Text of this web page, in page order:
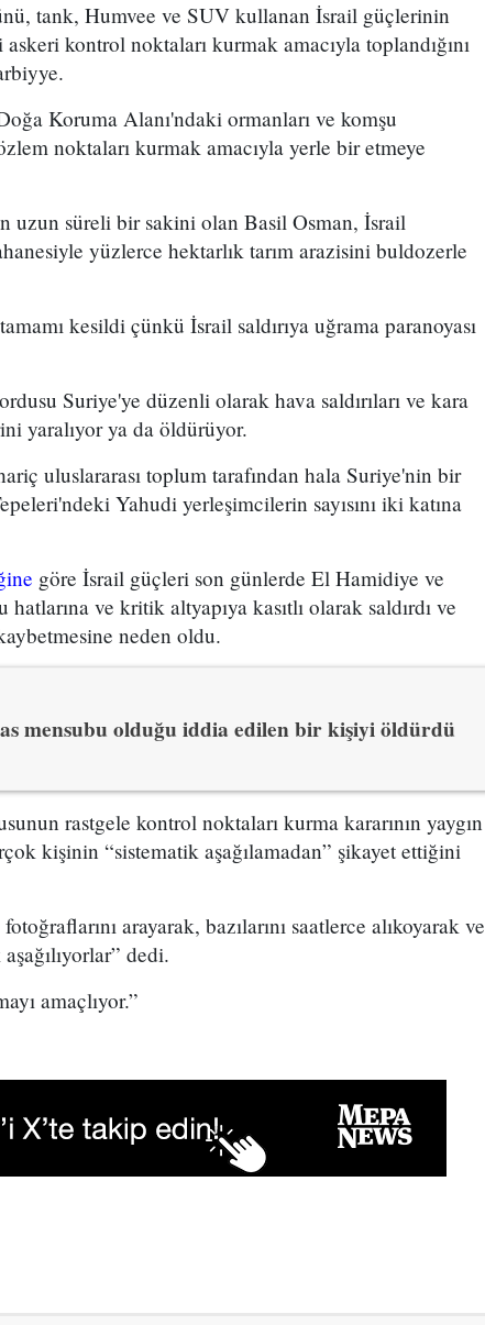
tank, Humvee ve SUV kullanan İsrail güçlerinin
kontrol noktaları kurmak amacıyla toplandığını
Koruma Alanı'ndaki ormanları ve komşu
noktaları kurmak amacıyla yerle bir etmeye
uzun süreli bir sakini olan Basil Osman, İsrail
yüzlerce hektarlık tarım arazisini buldozerle
kesildi çünkü İsrail saldırıya uğrama paranoyası
Suriye'ye düzenli olarak hava saldırıları ve kara
yaralıyor ya da öldürüyor.
uluslararası toplum tarafından hala Suriye'nin bir
Yahudi yerleşimcilerin sayısını iki katına
göre İsrail güçleri son günlerde El Hamidiye ve
ve kritik altyapıya kasıtlı olarak saldırdı ve
neden oldu.
mensubu olduğu iddia edilen bir kişiyi öldürdü
rastgele kontrol noktaları kurma kararının yaygın
kişinin “sistematik aşağılamadan” şikayet ettiğini
arayarak, bazılarını saatlerce alıkoyarak ve
dedi.
amaçlıyor.”